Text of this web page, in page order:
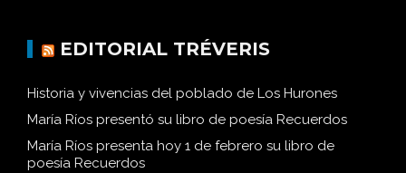
EDITORIAL TRÉVERIS
Historia y vivencias del poblado de Los Hurones
María Ríos presentó su libro de poesía Recuerdos
María Ríos presenta hoy 1 de febrero su libro de
poesía Recuerdos